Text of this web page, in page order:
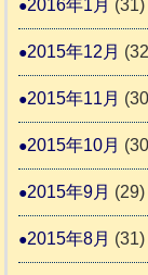
2016年1月 (31)
2015年12月
2015年11月
2015年10月
2015年9月 (29)
2015年8月 (31)